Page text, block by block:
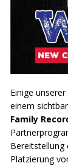
Einige
einem
Family
Bereitstellung
Platzierung